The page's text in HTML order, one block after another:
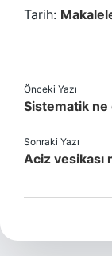
Tarih:
Önceki Yazı
Sistematik ne
Sonraki Yazı
Aciz vesikası